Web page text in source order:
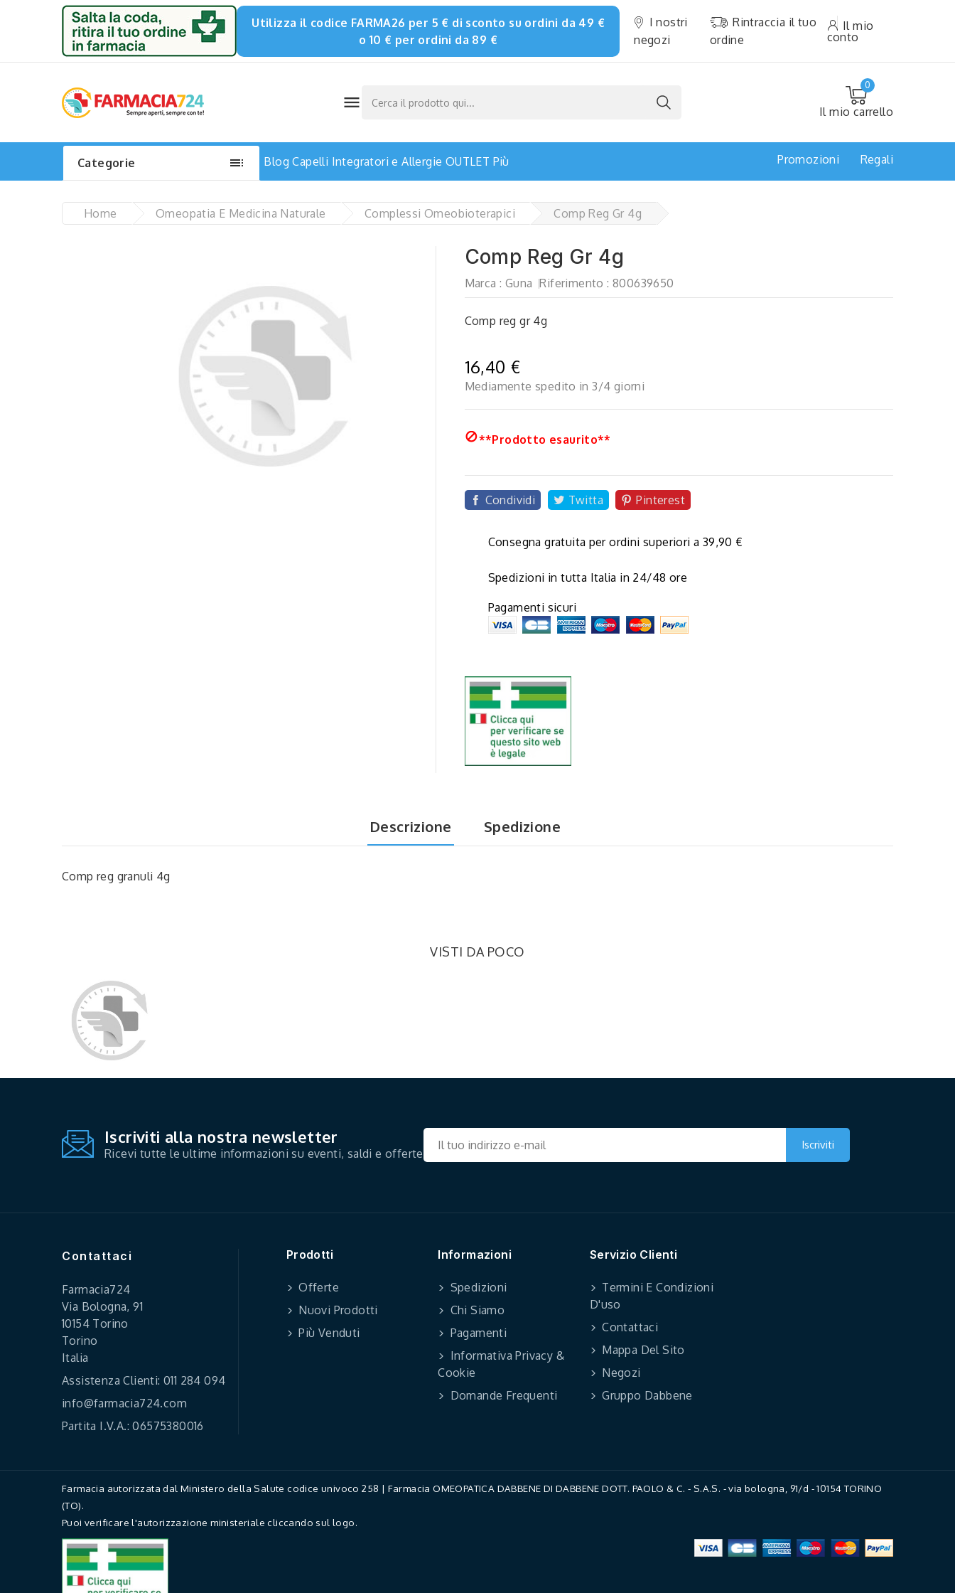
Utilizza il codice FARMA26 per 5 € di sconto su ordini da 49 €
o 10 € per ordini da 89 €
I nostri
negozi
Rintraccia il tuo
ordine
Il mio
conto

0
Il mio carrello

Categorie Blog Capelli Integratori e Allergie OUTLET Più Promozioni Regali
Home Omeopatia E Medicina Naturale Complessi Omeobioterapici Comp Reg Gr 4g
Comp Reg Gr 4g
Marca : Guna Riferimento : 800639650
Comp reg gr 4g
16,40 €
Mediamente spedito in 3/4 giorni
**Prodotto esaurito**
Condividi Twitta Pinterest
Consegna gratuita per ordini superiori a 39,90 €
Spedizioni in tutta Italia in 24/48 ore
Pagamenti sicuri
Descrizione Spedizione
Comp reg granuli 4g
VISTI DA POCO
Iscriviti alla nostra newsletter
Ricevi tutte le ultime informazioni su eventi, saldi e offerte
Contattaci
Farmacia724
Via Bologna, 91
10154 Torino
Torino
Italia
Assistenza Clienti: 011 284 094
info@farmacia724.com
Partita I.V.A.: 06575380016
Prodotti
Offerte
Nuovi Prodotti
Più Venduti
Informazioni
Spedizioni
Chi Siamo
Pagamenti
Informativa Privacy &
Cookie
Domande Frequenti
Servizio Clienti
Termini E Condizioni
D'uso
Contattaci
Mappa Del Sito
Negozi
Gruppo Dabbene
Farmacia autorizzata dal Ministero della Salute codice univoco 258 | Farmacia OMEOPATICA DABBENE DI DABBENE DOTT. PAOLO & C. - S.A.S. - via bologna, 91/d - 10154 TORINO
(TO).
Puoi verificare l'autorizzazione ministeriale cliccando sul logo.